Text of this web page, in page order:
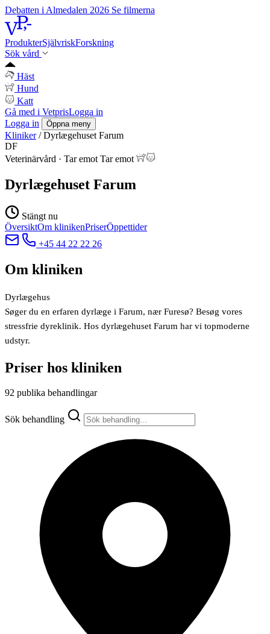
Debatten i Almedalen 2026 Se filmerna
ProdukterSjälvriskForskning
Sök vård
Häst
Hund
Katt
Gå med i VetprisLogga in
Logga in
Öppna meny
Kliniker / Dyrlægehuset Farum
DF
Veterinärvård · Tar emot Tar emot
Dyrlægehuset Farum
Stängt nu
ÖversiktOm klinikenPriserÖppettider
+45 44 22 22 26
Om kliniken
Dyrlægehus
Søger du en erfaren dyrlæge i Farum, nær Furesø? Besøg vores
stressfrie dyreklinik. Hos dyrlægehuset Farum har vi topmoderne
udstyr.
Priser hos kliniken
92 publika behandlingar
Sök behandling